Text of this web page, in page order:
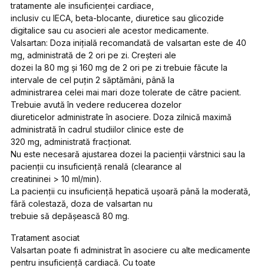
tratamente ale insuficienţei cardiace,
inclusiv cu IECA, beta-blocante, diuretice sau glicozide
digitalice sau cu asocieri ale acestor medicamente.
Valsartan: Doza iniţială recomandată de valsartan este de 40
mg, administrată de 2 ori pe zi. Creşteri ale
dozei la 80 mg şi 160 mg de 2 ori pe zi trebuie făcute la
intervale de cel puţin 2 săptămâni, până la
administrarea celei mai mari doze tolerate de către pacient.
Trebuie avută în vedere reducerea dozelor
diureticelor administrate în asociere. Doza zilnică maximă
administrată în cadrul studiilor clinice este de
320 mg, administrată fracţionat.
Nu este necesară ajustarea dozei la pacienţii vârstnici sau la
pacienţii cu insuficienţă renală (clearance al
creatininei > 10 ml/min).
La pacienţii cu insuficienţă hepatică uşoară până la moderată,
fără colestază, doza de valsartan nu
trebuie să depăşească 80 mg.
Tratament asociat
Valsartan poate fi administrat în asociere cu alte medicamente
pentru insuficienţă cardiacă. Cu toate